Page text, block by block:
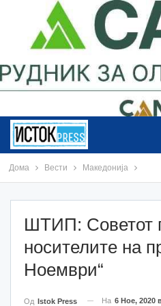
Дома Вести Македонија
ШТИП: Советот
носителите на
Ноември“
Од Istok Press На 6 Ное, 2020